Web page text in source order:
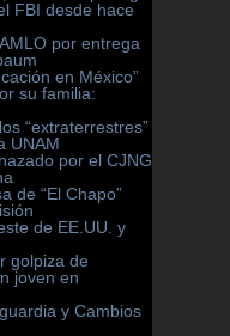
FBI desde hace
por entrega
en México”
su familia:
“extraterrestres”
UNAM
por el CJNG
de “El Chapo”
de EE.UU. y
golpiza de
joven en
y Cambios